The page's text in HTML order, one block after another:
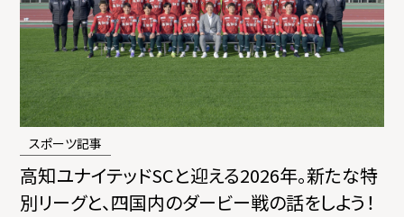
スポーツ記事
高知ユナイテッドSCと迎える2026年。新たな特
別リーグと、四国内のダービー戦の話をしよう！